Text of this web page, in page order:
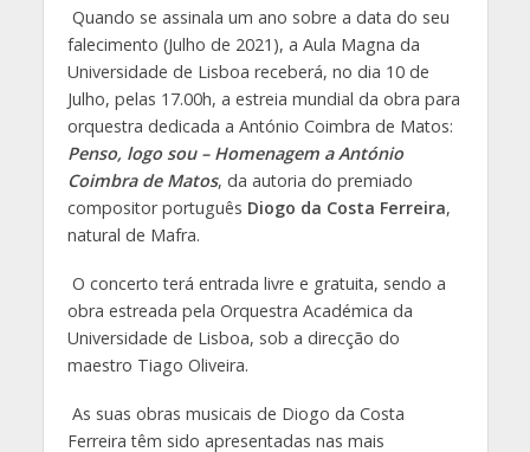
Quando se assinala um ano sobre a data do seu
falecimento (Julho de 2021), a Aula Magna da
Universidade de Lisboa receberá, no dia 10 de
Julho, pelas 17.00h, a estreia mundial da obra para
orquestra dedicada a António Coimbra de Matos:
Penso, logo sou – Homenagem a António
Coimbra de Matos, da autoria do premiado
compositor português Diogo da Costa Ferreira,
natural de Mafra.
O concerto terá entrada livre e gratuita, sendo a
obra estreada pela Orquestra Académica da
Universidade de Lisboa, sob a direcção do
maestro Tiago Oliveira.
As suas obras musicais de Diogo da Costa
Ferreira têm sido apresentadas nas mais